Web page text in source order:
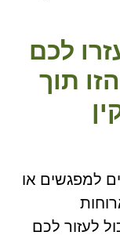
לכם
תוך
למפגשים או
לעזור לכם